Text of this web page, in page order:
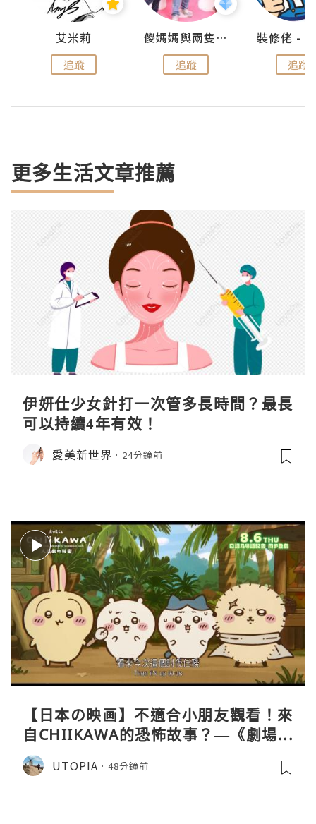
艾米莉
追蹤
儍媽媽與兩隻小魔怪之家
追蹤 追蹤
更多生活文章推薦
伊妍仕少女針打一次管多長時間？最長
可以持續4年有效！
愛美新世界 24分鐘前
【日本の映画】不適合小朋友觀看！來
自CHIIKAWA的恐怖故事？—《劇場版
CHIIKAWA 人魚島的秘密》
UTOPIA 48分鐘前